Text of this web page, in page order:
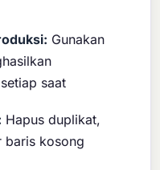
Gunakan
saat
Hapus duplikat,
baris kosong